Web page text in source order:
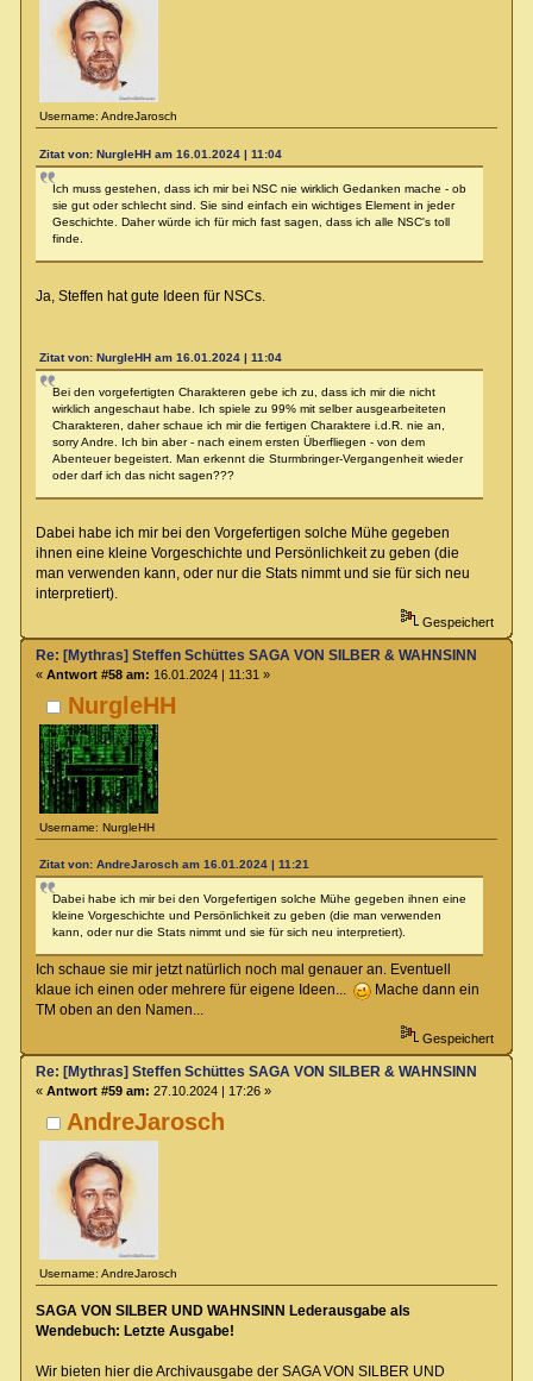
Username: AndreJarosch
Zitat von: NurgleHH am 16.01.2024 | 11:04
Ich muss gestehen, dass ich mir bei NSC nie wirklich Gedanken mache - ob
sie gut oder schlecht sind. Sie sind einfach ein wichtiges Element in jeder
Geschichte. Daher würde ich für mich fast sagen, dass ich alle NSC's toll
finde.
Ja, Steffen hat gute Ideen für NSCs.
Zitat von: NurgleHH am 16.01.2024 | 11:04
Bei den vorgefertigten Charakteren gebe ich zu, dass ich mir die nicht
wirklich angeschaut habe. Ich spiele zu 99% mit selber ausgearbeiteten
Charakteren, daher schaue ich mir die fertigen Charaktere i.d.R. nie an,
sorry Andre. Ich bin aber - nach einem ersten Überfliegen - von dem
Abenteuer begeistert. Man erkennt die Sturmbringer-Vergangenheit wieder
oder darf ich das nicht sagen???
Dabei habe ich mir bei den Vorgefertigen solche Mühe gegeben
ihnen eine kleine Vorgeschichte und Persönlichkeit zu geben (die
man verwenden kann, oder nur die Stats nimmt und sie für sich neu
interpretiert).
Gespeichert
NurgleHH
Username: NurgleHH
Re: [Mythras] Steffen Schüttes SAGA VON SILBER & WAHNSINN
« Antwort #58 am: 16.01.2024 | 11:31 »
Zitat von: AndreJarosch am 16.01.2024 | 11:21
Dabei habe ich mir bei den Vorgefertigen solche Mühe gegeben ihnen eine
kleine Vorgeschichte und Persönlichkeit zu geben (die man verwenden
kann, oder nur die Stats nimmt und sie für sich neu interpretiert).
Ich schaue sie mir jetzt natürlich noch mal genauer an. Eventuell
klaue ich einen oder mehrere für eigene Ideen...
Mache dann ein
TM oben an den Namen...
Gespeichert
AndreJarosch
Username: AndreJarosch
Re: [Mythras] Steffen Schüttes SAGA VON SILBER & WAHNSINN
« Antwort #59 am: 27.10.2024 | 17:26 »
SAGA VON SILBER UND WAHNSINN Lederausgabe als
Wendebuch: Letzte Ausgabe!
Wir bieten hier die Archivausgabe der SAGA VON SILBER UND